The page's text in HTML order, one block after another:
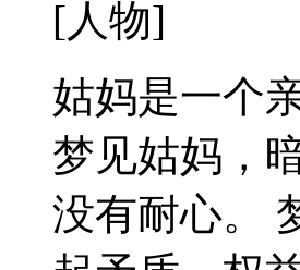
[人物]
姑妈是一个
梦见姑妈，
没有耐心。